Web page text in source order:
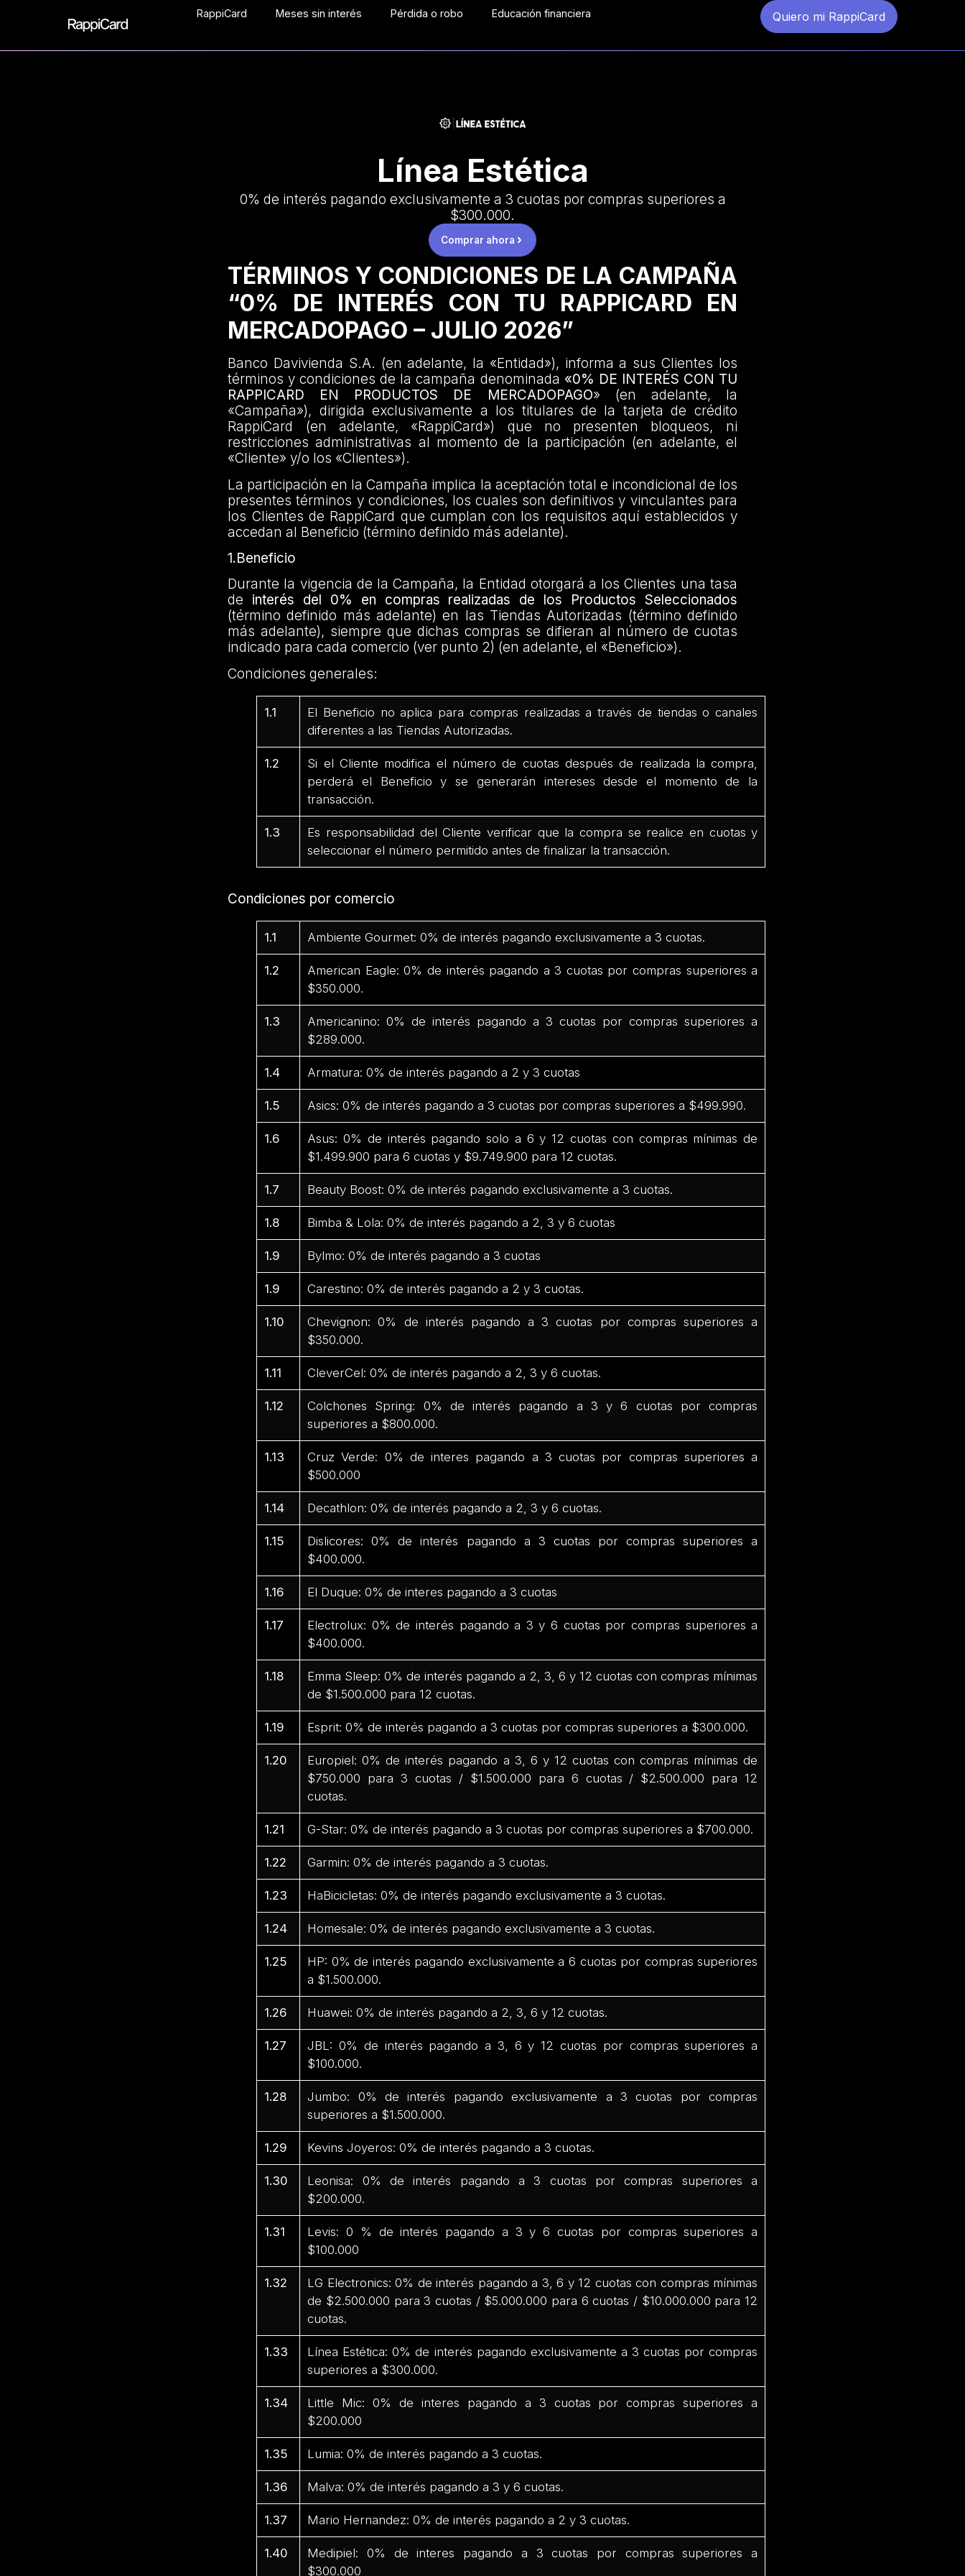
RappiCard Meses sin interés Pérdida o robo Educación financiera Quiero mi RappiCard
Línea Estética
0% de interés pagando exclusivamente a 3 cuotas por compras superiores a
$300.000.
Comprar ahora
TÉRMINOS Y CONDICIONES DE LA CAMPAÑA
“0% DE INTERÉS CON TU RAPPICARD EN
MERCADOPAGO – JULIO 2026”
Banco Davivienda S.A. (en adelante, la «Entidad»), informa a sus Clientes los
términos y condiciones de la campaña denominada «0% DE INTERÉS CON TU
RAPPICARD EN PRODUCTOS DE MERCADOPAGO» (en adelante, la
«Campaña»), dirigida exclusivamente a los titulares de la tarjeta de crédito
RappiCard (en adelante, «RappiCard») que no presenten bloqueos, ni
restricciones administrativas al momento de la participación (en adelante, el
«Cliente» y/o los «Clientes»).
La participación en la Campaña implica la aceptación total e incondicional de los
presentes términos y condiciones, los cuales son definitivos y vinculantes para
los Clientes de RappiCard que cumplan con los requisitos aquí establecidos y
accedan al Beneficio (término definido más adelante).
1.Beneficio
Durante la vigencia de la Campaña, la Entidad otorgará a los Clientes una tasa
de interés del 0% en compras realizadas de los Productos Seleccionados
(término definido más adelante) en las Tiendas Autorizadas (término definido
más adelante), siempre que dichas compras se difieran al número de cuotas
indicado para cada comercio (ver punto 2) (en adelante, el «Beneficio»).
Condiciones generales:
1.1
El Beneficio no aplica para compras realizadas a través de tiendas o canales
diferentes a las Tiendas Autorizadas.
1.2
Si el Cliente modifica el número de cuotas después de realizada la compra,
perderá el Beneficio y se generarán intereses desde el momento de la
transacción.
1.3
Es responsabilidad del Cliente verificar que la compra se realice en cuotas y
seleccionar el número permitido antes de finalizar la transacción.
Condiciones por comercio
1.1 Ambiente Gourmet: 0% de interés pagando exclusivamente a 3 cuotas.
1.2
American Eagle: 0% de interés pagando a 3 cuotas por compras superiores a
$350.000.
1.3
Americanino: 0% de interés pagando a 3 cuotas por compras superiores a
$289.000.
1.4 Armatura: 0% de interés pagando a 2 y 3 cuotas
1.5 Asics: 0% de interés pagando a 3 cuotas por compras superiores a $499.990.
1.6
Asus: 0% de interés pagando solo a 6 y 12 cuotas con compras mínimas de
$1.499.900 para 6 cuotas y $9.749.900 para 12 cuotas.
1.7 Beauty Boost: 0% de interés pagando exclusivamente a 3 cuotas.
1.8 Bimba & Lola: 0% de interés pagando a 2, 3 y 6 cuotas
1.9 Bylmo: 0% de interés pagando a 3 cuotas
1.9 Carestino: 0% de interés pagando a 2 y 3 cuotas.
1.10
Chevignon: 0% de interés pagando a 3 cuotas por compras superiores a
$350.000.
1.11 CleverCel: 0% de interés pagando a 2, 3 y 6 cuotas.
1.12
Colchones Spring: 0% de interés pagando a 3 y 6 cuotas por compras
superiores a $800.000.
1.13
Cruz Verde: 0% de interes pagando a 3 cuotas por compras superiores a
$500.000
1.14 Decathlon: 0% de interés pagando a 2, 3 y 6 cuotas.
1.15
Dislicores: 0% de interés pagando a 3 cuotas por compras superiores a
$400.000.
1.16 El Duque: 0% de interes pagando a 3 cuotas
1.17
Electrolux: 0% de interés pagando a 3 y 6 cuotas por compras superiores a
$400.000.
1.18
Emma Sleep: 0% de interés pagando a 2, 3, 6 y 12 cuotas con compras mínimas
de $1.500.000 para 12 cuotas.
1.19 Esprit: 0% de interés pagando a 3 cuotas por compras superiores a $300.000.
1.20
Europiel: 0% de interés pagando a 3, 6 y 12 cuotas con compras mínimas de
$750.000 para 3 cuotas / $1.500.000 para 6 cuotas / $2.500.000 para 12
cuotas.
1.21 G-Star: 0% de interés pagando a 3 cuotas por compras superiores a $700.000.
1.22 Garmin: 0% de interés pagando a 3 cuotas.
1.23 HaBicicletas: 0% de interés pagando exclusivamente a 3 cuotas.
1.24 Homesale: 0% de interés pagando exclusivamente a 3 cuotas.
1.25
HP: 0% de interés pagando exclusivamente a 6 cuotas por compras superiores
a $1.500.000.
1.26 Huawei: 0% de interés pagando a 2, 3, 6 y 12 cuotas.
1.27
JBL: 0% de interés pagando a 3, 6 y 12 cuotas por compras superiores a
$100.000.
1.28
Jumbo: 0% de interés pagando exclusivamente a 3 cuotas por compras
superiores a $1.500.000.
1.29 Kevins Joyeros: 0% de interés pagando a 3 cuotas.
1.30
Leonisa: 0% de interés pagando a 3 cuotas por compras superiores a
$200.000.
1.31
Levis: 0 % de interés pagando a 3 y 6 cuotas por compras superiores a
$100.000
1.32
LG Electronics: 0% de interés pagando a 3, 6 y 12 cuotas con compras mínimas
de $2.500.000 para 3 cuotas / $5.000.000 para 6 cuotas / $10.000.000 para 12
cuotas.
1.33
Línea Estética: 0% de interés pagando exclusivamente a 3 cuotas por compras
superiores a $300.000.
1.34
Little Mic: 0% de interes pagando a 3 cuotas por compras superiores a
$200.000
1.35 Lumia: 0% de interés pagando a 3 cuotas.
1.36 Malva: 0% de interés pagando a 3 y 6 cuotas.
1.37 Mario Hernandez: 0% de interés pagando a 2 y 3 cuotas.
1.40
Medipiel: 0% de interes pagando a 3 cuotas por compras superiores a
$300.000